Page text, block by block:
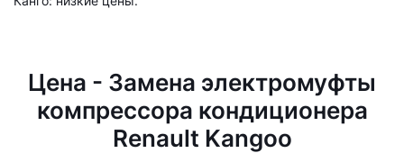
Цена - Замена электромуфты
компрессора кондиционера
Renault Kangoo